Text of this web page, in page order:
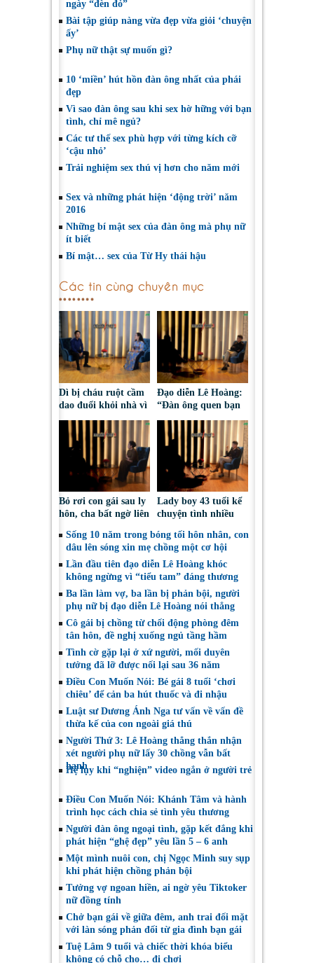
ngày “đèn đỏ”
Bài tập giúp nàng vừa đẹp vừa giỏi ‘chuyện
ấy’
Phụ nữ thật sự muốn gì?
10 ‘miền’ hút hồn đàn ông nhất của phái
đẹp
Vì sao đàn ông sau khi sex hờ hững với bạn
tình, chỉ mê ngủ?
Các tư thế sex phù hợp với từng kích cỡ
‘cậu nhỏ’
Trải nghiệm sex thú vị hơn cho năm mới
Sex và những phát hiện ‘động trời’ năm
2016
Những bí mật sex của đàn ông mà phụ nữ
ít biết
Bí mật… sex của Từ Hy thái hậu
Các tin cùng chuyên mục
Dì bị cháu ruột cầm
dao đuổi khỏi nhà vì
hương hỏa
Đạo diễn Lê Hoàng:
“Đàn ông quen bạn
cưới thì hỏng bét
rồi”
Bỏ rơi con gái sau ly
hôn, cha bất ngờ liên
tụng cấp dưỡng
Lady boy 43 tuổi kể
chuyện tình nhiều
từng mất niềm tin
vào tình yêu
Sống 10 năm trong bóng tối hôn nhân, con
dâu lên sóng xin mẹ chồng một cơ hội
Lần đầu tiên đạo diễn Lê Hoàng khóc
không ngừng vì “tiểu tam” đáng thương
Ba lần làm vợ, ba lần bị phản bội, người
phụ nữ bị đạo diễn Lê Hoàng nói thẳng
Cô gái bị chồng từ chối động phòng đêm
tân hôn, đề nghị xuống ngủ tầng hầm
Tình cờ gặp lại ở xứ người, mối duyên
tưởng đã lỡ được nối lại sau 36 năm
Điều Con Muốn Nói: Bé gái 8 tuổi ‘chơi
chiêu’ để cản ba hút thuốc và đi nhậu
Luật sư Dương Ánh Nga tư vấn về vấn đề
thừa kế của con ngoài giá thú
Người Thứ 3: Lê Hoàng thẳng thắn nhận
xét người phụ nữ lấy 30 chồng vẫn bất
hạnh
Hệ lụy khi “nghiện” video ngắn ở người trẻ
Điều Con Muốn Nói: Khánh Tâm và hành
trình học cách chia sẻ tình yêu thương
Người đàn ông ngoại tình, gặp kết đắng khi
phát hiện “ghệ đẹp” yêu lần 5 – 6 anh
Một mình nuôi con, chị Ngọc Minh suy sụp
khi phát hiện chồng phản bội
Tưởng vợ ngoan hiền, ai ngờ yêu Tiktoker
nữ đồng tính
Chở bạn gái về giữa đêm, anh trai đối mặt
với làn sóng phản đối từ gia đình bạn gái
Tuệ Lâm 9 tuổi và chiếc thời khóa biểu
không có chỗ cho… đi chơi